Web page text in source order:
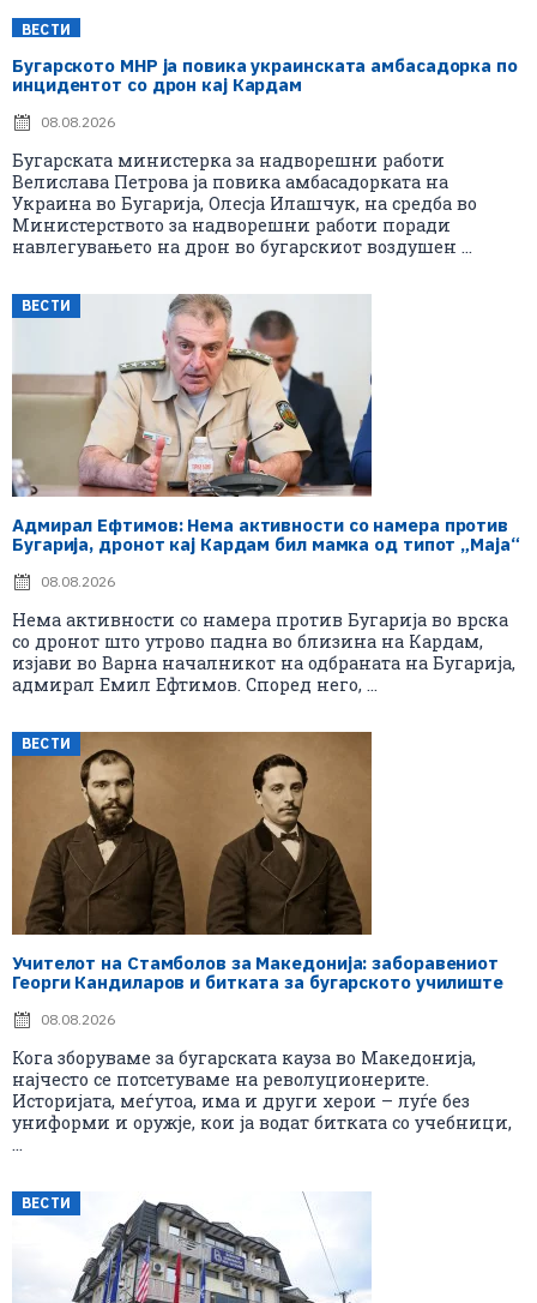
ВЕСТИ
Бугарското МНР ја повика украинската амбасадорка по
инцидентот со дрон кај Кардам
08.08.2026
Бугарската министерка за надворешни работи
Велислава Петрова ја повика амбасадорката на
Украина во Бугарија, Олесја Илашчук, на средба во
Министерството за надворешни работи поради
навлегувањето на дрон во бугарскиот воздушен ...
ВЕСТИ
Адмирал Ефтимов: Нема активности со намера против
Бугарија, дронот кај Кардам бил мамка од типот „Маја“
08.08.2026
Нема активности со намера против Бугарија во врска
со дронот што утрово падна во близина на Кардам,
изјави во Варна началникот на одбраната на Бугарија,
адмирал Емил Ефтимов. Според него, ...
ВЕСТИ
Учителот на Стамболов за Македонија: заборавениот
Георги Кандиларов и битката за бугарското училиште
08.08.2026
Кога зборуваме за бугарската кауза во Македонија,
најчесто се потсетуваме на револуционерите.
Историјата, меѓутоа, има и други херои – луѓе без
униформи и оружје, кои ја водат битката со учебници,
ВЕСТИ